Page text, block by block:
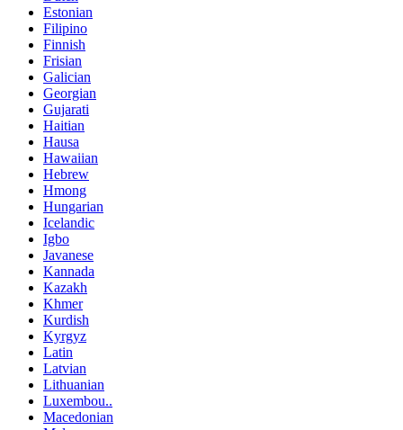
Estonian
Filipino
Finnish
Frisian
Galician
Georgian
Gujarati
Haitian
Hausa
Hawaiian
Hebrew
Hmong
Hungarian
Icelandic
Igbo
Javanese
Kannada
Kazakh
Khmer
Kurdish
Kyrgyz
Latin
Latvian
Lithuanian
Luxembou..
Macedonian